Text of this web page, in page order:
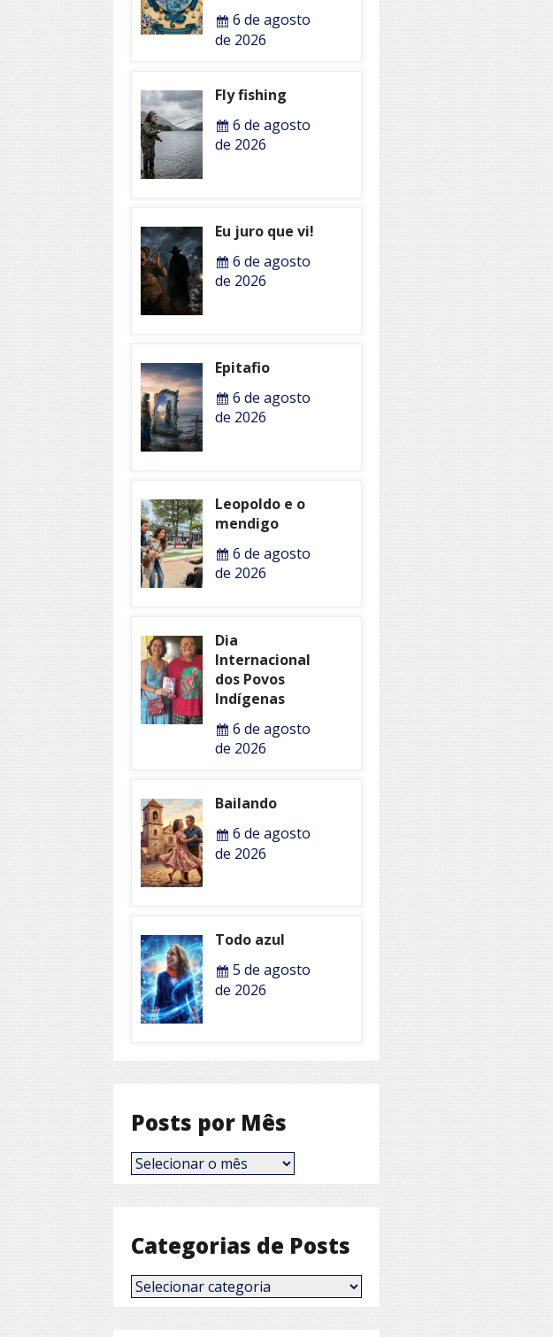
6 de agosto
de 2026
Fly fishing
6 de agosto
de 2026
Eu juro que vi!
6 de agosto
de 2026
Epitafio
6 de agosto
de 2026
Leopoldo e o
mendigo
6 de agosto
de 2026
Dia
Internacional
dos Povos
Indígenas
6 de agosto
de 2026
Bailando
6 de agosto
de 2026
Todo azul
5 de agosto
de 2026
Posts por Mês
Posts
por
Categorias de Posts
Categorias
de